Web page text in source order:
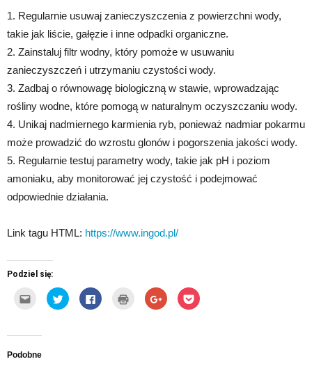
1. Regularnie usuwaj zanieczyszczenia z powierzchni wody,
takie jak liście, gałęzie i inne odpadki organiczne.
2. Zainstaluj filtr wodny, który pomoże w usuwaniu
zanieczyszczeń i utrzymaniu czystości wody.
3. Zadbaj o równowagę biologiczną w stawie, wprowadzając
rośliny wodne, które pomogą w naturalnym oczyszczaniu wody.
4. Unikaj nadmiernego karmienia ryb, ponieważ nadmiar pokarmu
może prowadzić do wzrostu glonów i pogorszenia jakości wody.
5. Regularnie testuj parametry wody, takie jak pH i poziom
amoniaku, aby monitorować jej czystość i podejmować
odpowiednie działania.
Link tagu HTML: https://www.ingod.pl/
Podziel się:
Kliknij,
wysłać
znajomego
e-
Udostępnij
na
Twitterze(Otwiera
Click
to
Kliknij
wydrukować(Otwiera
Click
to
share
Click
to
Podobne